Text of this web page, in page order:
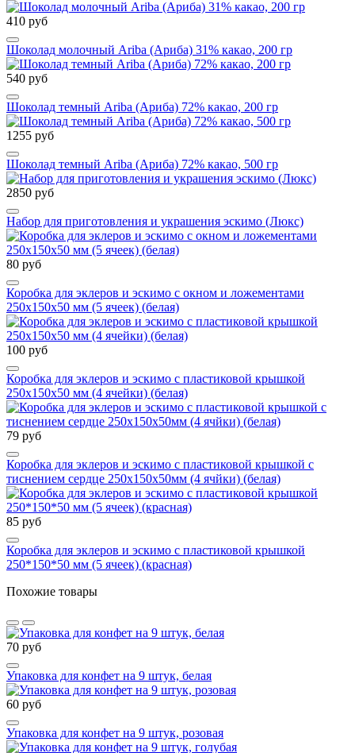
410 руб
Шоколад молочный Ariba (Ариба) 31% какао, 200 гр
540 руб
Шоколад темный Ariba (Ариба) 72% какао, 200 гр
1255 руб
Шоколад темный Ariba (Ариба) 72% какао, 500 гр
2850 руб
Набор для приготовления и украшения эскимо (Люкс)
80 руб
Коробка для эклеров и эскимо с окном и ложементами
250х150х50 мм (5 ячеек) (белая)
100 руб
Коробка для эклеров и эскимо с пластиковой крышкой
250х150х50 мм (4 ячейки) (белая)
79 руб
Коробка для эклеров и эскимо с пластиковой крышкой с
тиснением сердце 250х150х50мм (4 ячйки) (белая)
85 руб
Коробка для эклеров и эскимо с пластиковой крышкой
250*150*50 мм (5 ячеек) (красная)
Похожие товары
70 руб
Упаковка для конфет на 9 штук, белая
60 руб
Упаковка для конфет на 9 штук, розовая